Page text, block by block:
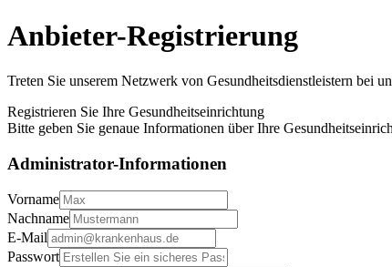
Anbieter-Registrierung
Treten Sie unserem Netzwerk von Gesundheitsdienstleistern bei
Registrieren Sie Ihre Gesundheitseinrichtung
Bitte geben Sie genaue Informationen über Ihre
Administrator-Informationen
Vorname
Nachname
E-Mail
Passwort